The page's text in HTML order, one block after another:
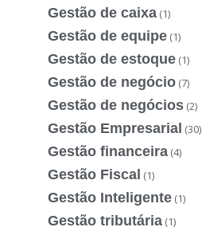
Gestão de caixa (1)
Gestão de equipe (1)
Gestão de estoque (1)
Gestão de negócio (7)
Gestão de negócios (2)
Gestão Empresarial (30)
Gestão financeira (4)
Gestão Fiscal (1)
Gestão Inteligente (1)
Gestão tributária (1)